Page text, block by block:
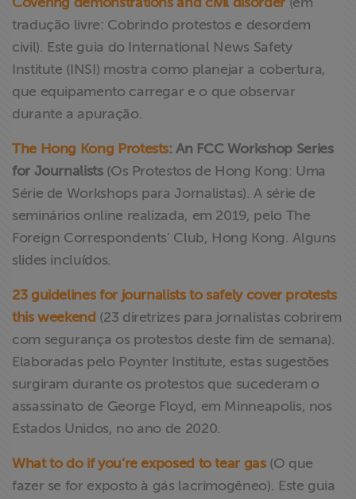
tradução livre: Cobrindo protestos e desordem
civil). Este guia do International News Safety
Institute (INSI) mostra como planejar a cobertura,
que equipamento carregar e o que observar
durante a apuração.
The Hong Kong Protests: An FCC Workshop Series
for Journalists(Os Protestos de Hong Kong: Uma
Série de Workshops para Jornalistas). A série de
seminários online realizada, em 2019, pelo The
Foreign Correspondents' Club, Hong Kong. Alguns
slides incluídos.
23 guidelines for journalists to safely cover protests
this weekend (23 diretrizes para jornalistas cobrirem
com segurança os protestos deste fim de semana).
Elaboradas pelo Poynter Institute, estas sugestões
surgiram durante os protestos que sucederam o
assassinato de George Floyd, em Minneapolis, nos
Estados Unidos, no ano de 2020.
What to do if you’re exposed to tear gas(O que
fazer se for exposto à gás lacrimogêneo). Este guia